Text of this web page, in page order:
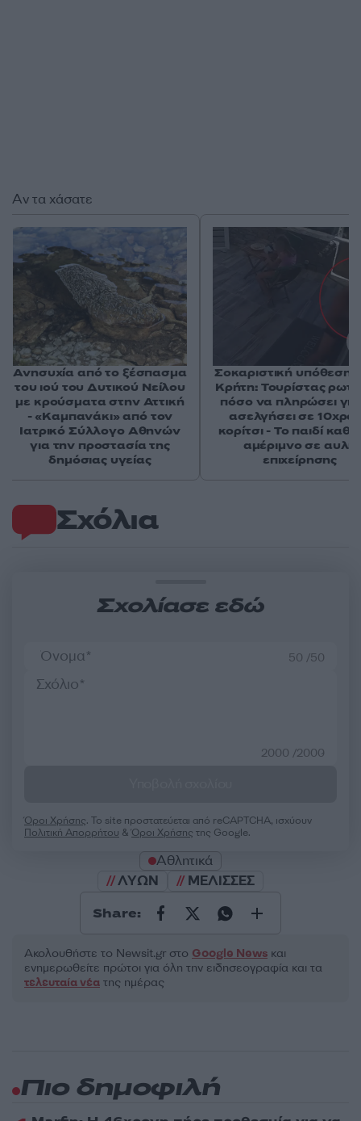
Σχόλια
Σχολίασε εδώ
50 /50
2000 /2000
Όροι Χρήσης. Το site προστατεύεται από reCAPTCHA, ισχύουν
Πολιτική Απορρήτου &Όροι Χρήσης της Google.
Αθλητικά
ΛΥΩΝ
ΜΕΛΙΣΣΕΣ
Share:
Ακολουθήστε το Νewsit.gr στο Google News και
ενημερωθείτε πρώτοι για όλη την ειδησεογραφία και τα
τελευταία νέα της ημέρας
Αν τα χάσατε
Ανησυχία από το ξέσπασμα
του ιού του Δυτικού Νείλου
με κρούσματα στην Αττική
- «Καμπανάκι» από τον
Ιατρικό Σύλλογο Αθηνών
για την προστασία της
δημόσιας υγείας
Σοκαριστική υπόθεση
Κρήτη: Τουρίστας
πόσο να πληρώσει
ασελγήσει σε
κορίτσι - Το παιδί
αμέριμνο σε αυλή
επιχείρησης
Πιο δημοφιλή